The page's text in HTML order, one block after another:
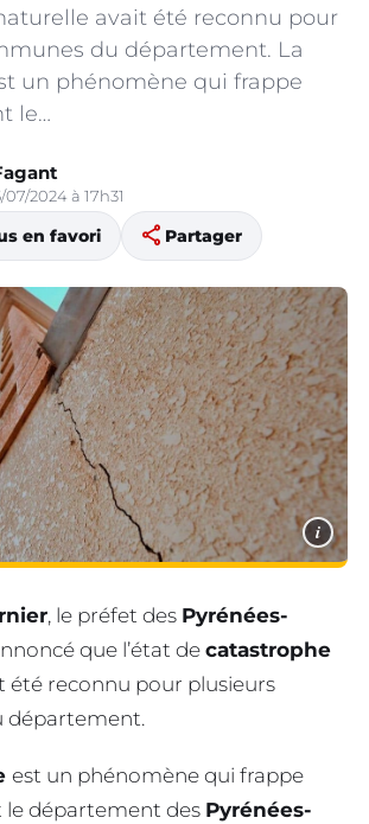
avait été reconnu pour
du département. La
un phénomène qui frappe
le…
2024 à 17h31
en favori share Partager
i
, le préfet des Pyrénées-
que l’état de catastrophe
été reconnu pour plusieurs
département.
est un phénomène qui frappe
département des Pyrénées-